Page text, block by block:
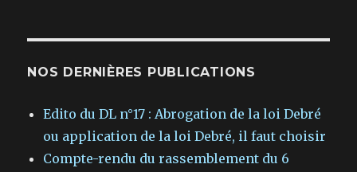
NOS DERNIÈRES PUBLICATIONS
Edito du DL n°17 : Abrogation de la loi Debré
ou application de la loi Debré, il faut choisir
Compte-rendu du rassemblement du 6